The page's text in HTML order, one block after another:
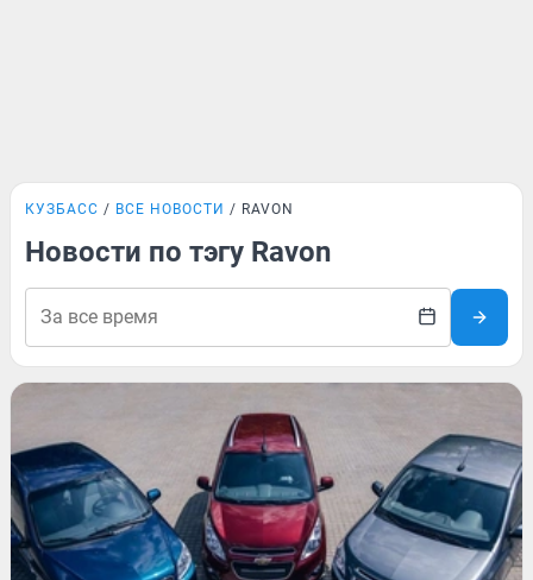
КУЗБАСС ВСЕ НОВОСТИ RAVON
Новости по тэгу Ravon